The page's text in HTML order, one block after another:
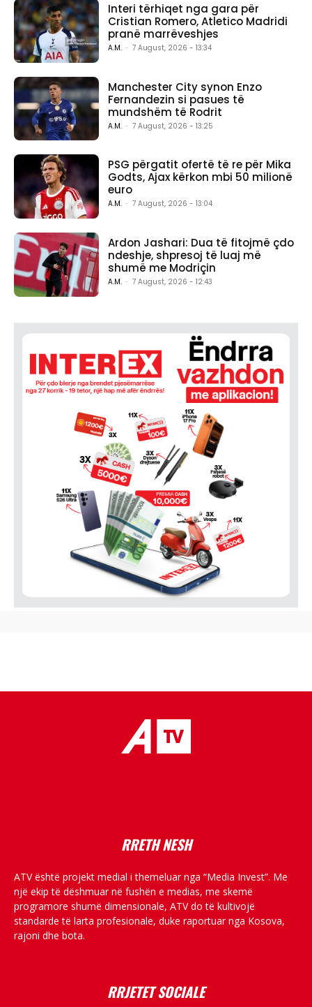
Interi tërhiqet nga gara për
Cristian Romero, Atletico Madridi
pranë marrëveshjes
A.M. - 7 August, 2026 - 13:34
Manchester City synon Enzo
Fernandezin si pasues të
mundshëm të Rodrit
A.M. - 7 August, 2026 - 13:25
PSG përgatit ofertë të re për Mika
Godts, Ajax kërkon mbi 50 milionë
euro
A.M. - 7 August, 2026 - 13:04
Ardon Jashari: Dua të fitojmë çdo
ndeshje, shpresoj të luaj më
shumë me Modriçin
A.M. - 7 August, 2026 - 12:43
RRETH NESH
ATV është projekt medial i themeluar nga “Media Invest”. Me
një ekip të dëshmuar në fushën e medias, me skemë
programore shumë dimensionale, ATV do të kultivojë
standarde të larta profesionale, duke raportuar nga Kosova,
rajoni dhe bota.
RRJETET SOCIALE